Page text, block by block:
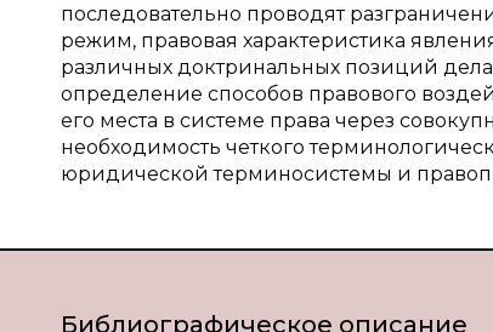
последовательно проводят
режим, правовая характеристика
различных доктринальных позиций
определение способов правового
его места в системе права через
необходимость четкого
юридической терминосистемы и
Библиографическое описание